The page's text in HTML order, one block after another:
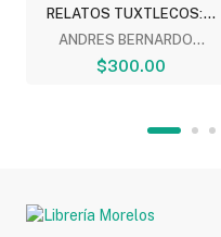
RELATOS TUXTLECOS:...
ANDRES BERNARDO...
$300.00